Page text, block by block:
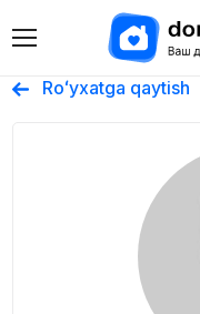
Roʻyxatga qaytish